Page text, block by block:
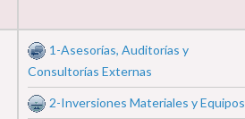
1-Asesorías, Auditorías y
Consultorías Externas
2-Inversiones Materiales y Equipos